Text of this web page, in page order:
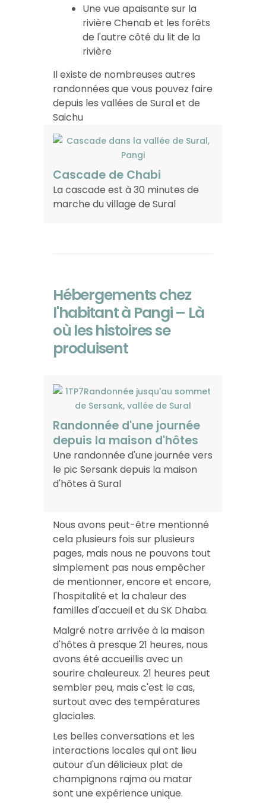
Une vue apaisante sur la
rivière Chenab et les forêts
de l'autre côté du lit de la
rivière
Il existe de nombreuses autres
randonnées que vous pouvez faire
depuis les vallées de Sural et de
Saichu
Cascade de Chabi
La cascade est à 30 minutes de
marche du village de Sural
Hébergements chez
l'habitant à Pangi – Là
où les histoires se
produisent
Randonnée d'une journée
depuis la maison d'hôtes
Une randonnée d'une journée vers
le pic Sersank depuis la maison
d'hôtes à Sural
Nous avons peut-être mentionné
cela plusieurs fois sur plusieurs
pages, mais nous ne pouvons tout
simplement pas nous empêcher
de mentionner, encore et encore,
l'hospitalité et la chaleur des
familles d'accueil et du SK Dhaba.
Malgré notre arrivée à la maison
d'hôtes à presque 21 heures, nous
avons été accueillis avec un
sourire chaleureux. 21 heures peut
sembler peu, mais c'est le cas,
surtout avec des températures
glaciales.
Les belles conversations et les
interactions locales qui ont lieu
autour d'un délicieux plat de
champignons rajma ou matar
sont une expérience unique.